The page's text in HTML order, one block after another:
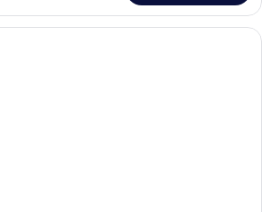
ห้องสวีท (Diplomatic) | เครื่องนอนร